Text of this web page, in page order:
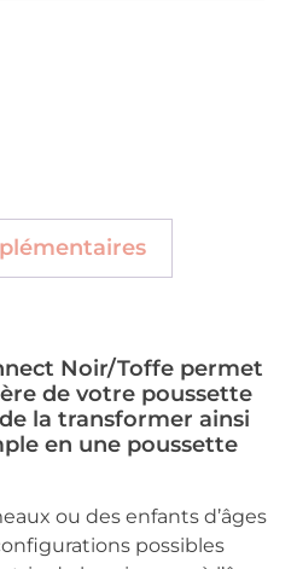
Noir/Toffe permet
de votre poussette
de la transformer ainsi
en une poussette
ou des enfants d’âges
possibles